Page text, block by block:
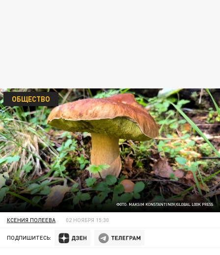
ФОТО: MAKSIM KONSTANTINOV/GLOBAL LOOK PRESS
ОБЩЕСТВО
КСЕНИЯ ПОЛЕЕВА 02 НОЯБРЯ 15:30
ПОДПИШИТЕСЬ: